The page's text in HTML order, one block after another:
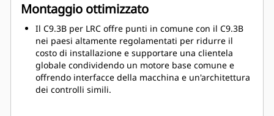
Montaggio ottimizzato
Il C9.3B per LRC offre punti in comune con il C9.3B
nei paesi altamente regolamentati per ridurre il
costo di installazione e supportare una clientela
globale condividendo un motore base comune e
offrendo interfacce della macchina e un'architettura
dei controlli simili.